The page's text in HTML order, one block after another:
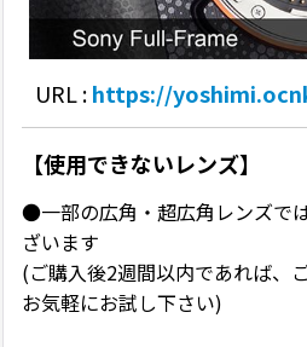
URL :https://
【使用できないレンズ】
●一部の広角・超広角レンズで
ざいます
(ご購入後2週間以内であれば、
お気軽にお試し下さい)